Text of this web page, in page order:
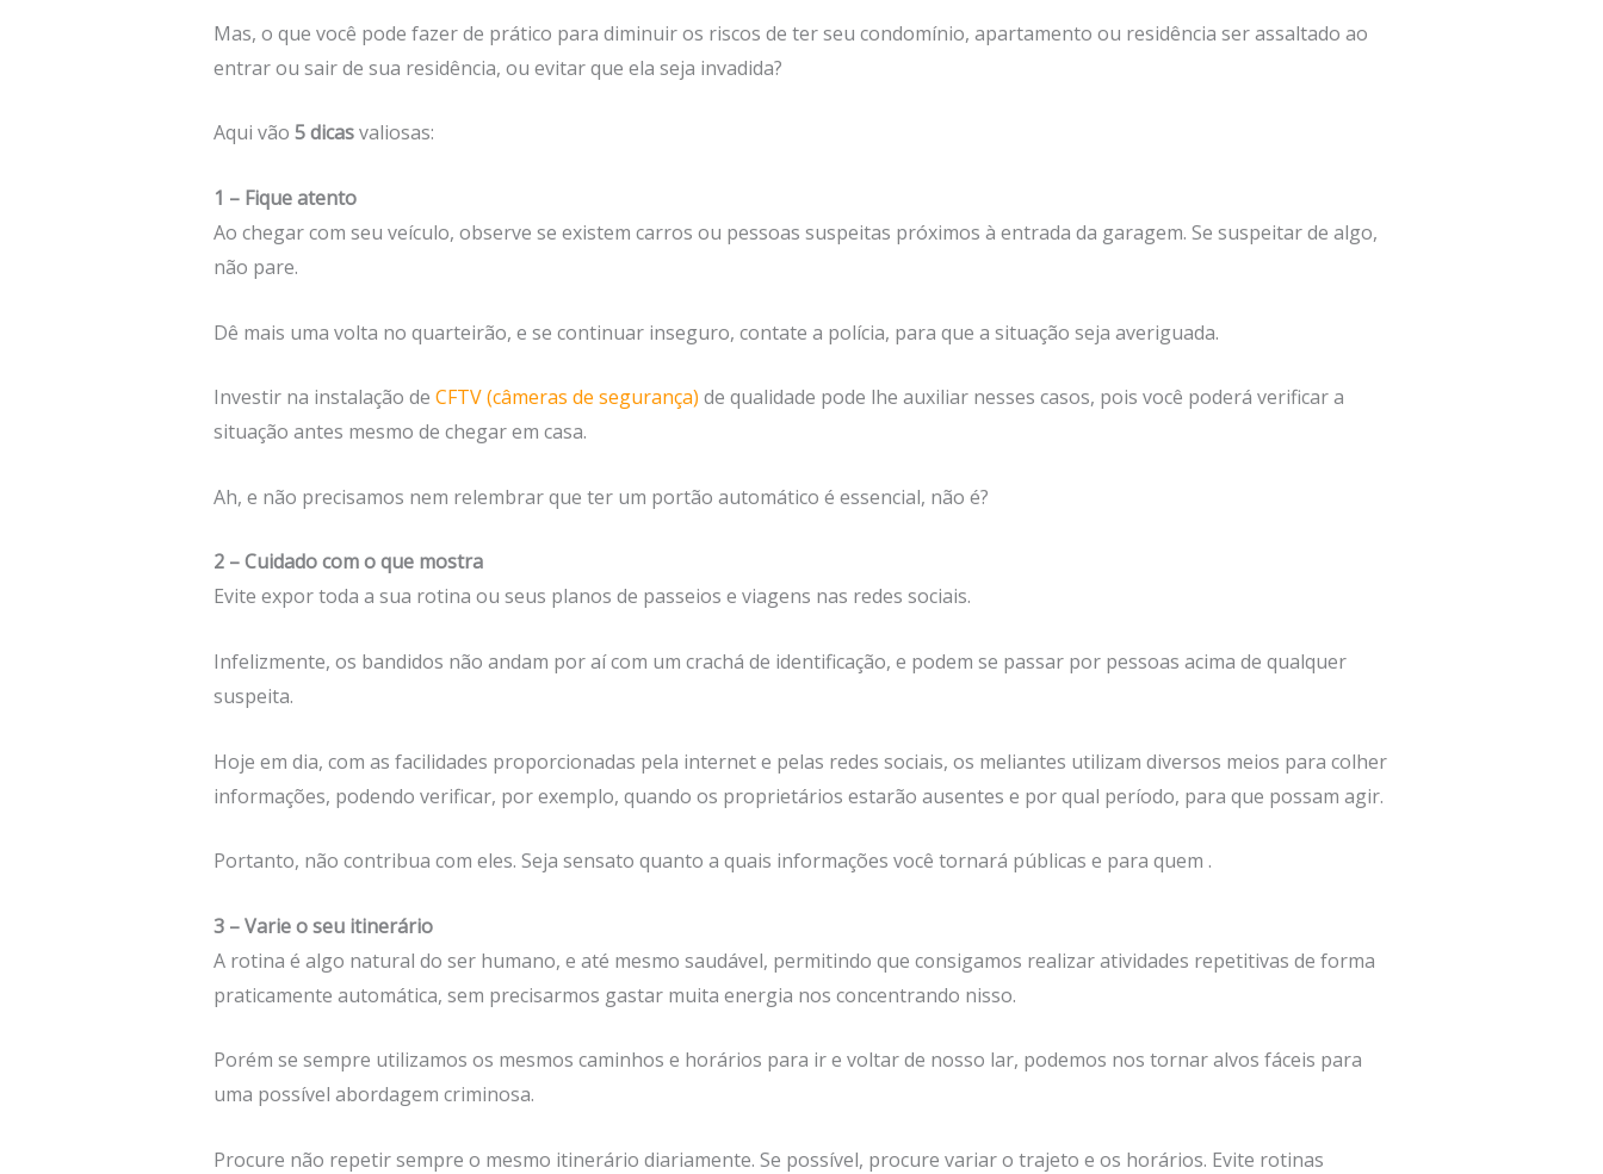
Mas, o que você pode fazer de prático para diminuir os riscos de ter seu condomínio, apartamento ou residência ser assaltado ao
entrar ou sair de sua residência, ou evitar que ela seja invadida?
Aqui vão 5 dicasvaliosas:
1 – Fique atento
Ao chegar com seu veículo, observe se existem carros ou pessoas suspeitas próximos à entrada da garagem. Se suspeitar de algo,
não pare.
Dê mais uma volta no quarteirão, e se continuar inseguro, contate a polícia, para que a situação seja averiguada.
Investir na instalação de CFTV (câmeras de segurança) de qualidade pode lhe auxiliar nesses casos, pois você poderá verificar a
situação antes mesmo de chegar em casa.
Ah, e não precisamos nem relembrar que ter um portão automático é essencial, não é?
2 – Cuidado com o que mostra
Evite expor toda a sua rotina ou seus planos de passeios e viagens nas redes sociais.
Infelizmente, os bandidos não andam por aí com um crachá de identificação, e podem se passar por pessoas acima de qualquer
suspeita.
Hoje em dia, com as facilidades proporcionadas pela internet e pelas redes sociais, os meliantes utilizam diversos meios para colher
informações, podendo verificar, por exemplo, quando os proprietários estarão ausentes e por qual período, para que possam agir.
Portanto, não contribua com eles. Seja sensato quanto a quais informações você tornará públicas e para quem .
3 – Varie o seu itinerário
A rotina é algo natural do ser humano, e até mesmo saudável, permitindo que consigamos realizar atividades repetitivas de forma
praticamente automática, sem precisarmos gastar muita energia nos concentrando nisso.
Porém se sempre utilizamos os mesmos caminhos e horários para ir e voltar de nosso lar, podemos nos tornar alvos fáceis para
uma possível abordagem criminosa.
Procure não repetir sempre o mesmo itinerário diariamente. Se possível, procure variar o trajeto e os horários. Evite rotinas